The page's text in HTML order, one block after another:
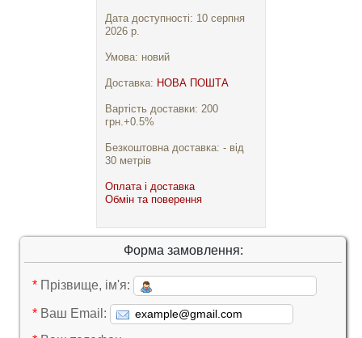
Дата доступності: 10 серпня
2026 р.
Умова: новий
Доставка: НОВА ПОШТА
Вартість доставки: 200
грн.+0.5%
Безкоштовна доставка: - від
30 метрів
Оплата і доставка
Обмін та поверення
Форма замовлення:
* Прізвище, ім'я:
* Ваш Email: